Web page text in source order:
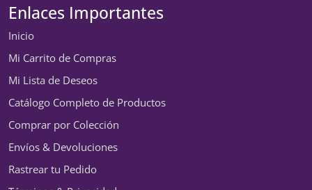
Enlaces Importantes
Inicio
Mi Carrito de Compras
Mi Lista de Deseos
Catálogo Completo de Productos
Comprar por Colección
Envíos & Devoluciones
Rastrear tu Pedido